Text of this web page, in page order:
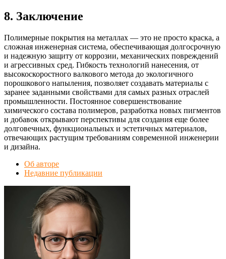
8. Заключение
Полимерные покрытия на металлах — это не просто краска, а
сложная инженерная система, обеспечивающая долгосрочную
и надежную защиту от коррозии, механических повреждений
и агрессивных сред. Гибкость технологий нанесения, от
высокоскоростного валкового метода до экологичного
порошкового напыления, позволяет создавать материалы с
заранее заданными свойствами для самых разных отраслей
промышленности. Постоянное совершенствование
химического состава полимеров, разработка новых пигментов
и добавок открывают перспективы для создания еще более
долговечных, функциональных и эстетичных материалов,
отвечающих растущим требованиям современной инженерии
и дизайна.
Об авторе
Недавние публикации